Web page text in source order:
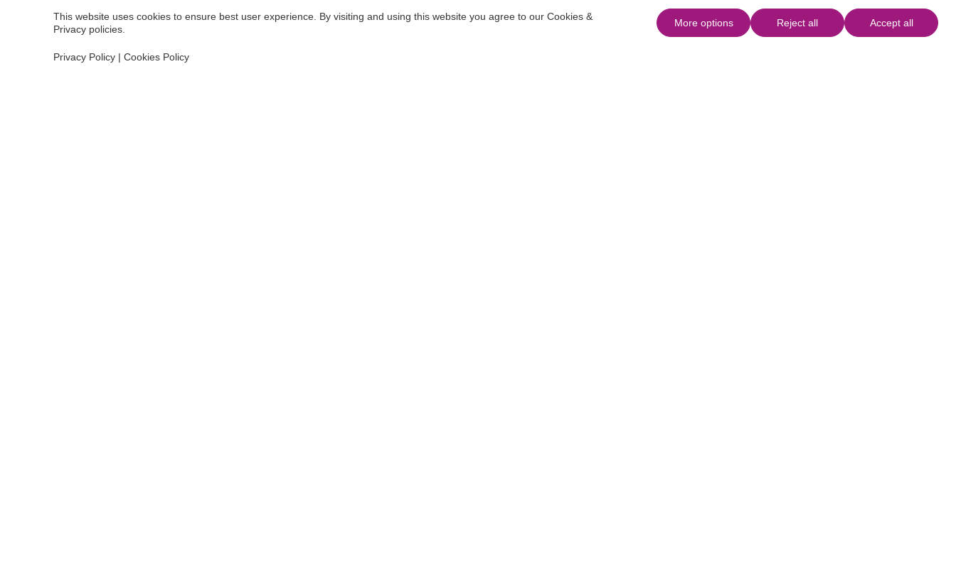
This website uses cookies to ensure best user experience. By visiting and using this website you agree to our Cookies &
Privacy policies.
Privacy Policy | Cookies Policy
More options Reject all Accept all